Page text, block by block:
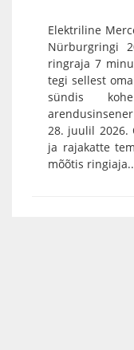
Elektriline
Nürburgringi
ringraja 7
tegi sellest
sündis
28. juulil 2026.
ja rajakatte
mõõtis